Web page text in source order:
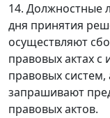
14. Должностные
дня принятия
осуществляют
правовых актах
правовых
запрашивают
правовых актов.